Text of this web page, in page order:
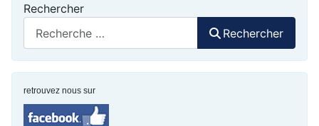
Rechercher
Rechercher
retrouvez nous sur